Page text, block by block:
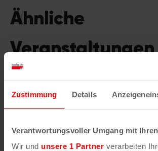
Zustimmung Details
Verantwortungsvoller Umgang mit
Wir und unsere 1 Partner verarbeiten
Ähnliche
Veranstaltungen